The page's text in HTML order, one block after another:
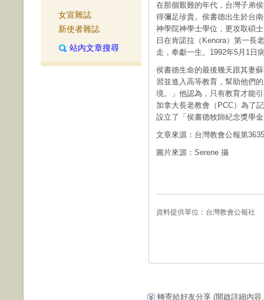
女宣雜誌
新使者雜誌
站內文章搜尋
在那個艱難的年代，台灣子弟
得彌足珍貴。侯書德出生於台
神學院神學士學位，更攻取碩
日在肯諾拉（Kenora）第一長
走，奉獻一生。1992年5月1日
侯書德生命的最後幾天跟其妻
習並進入高等教育，幫助他們
境。」他認為，只有教育才能
加拿大長老教會（PCC）為了
設立了「侯書德牧師紀念獎學
文章來源：台灣教會公報第
圖片來源：Serene 攝
資料提供單位： 台灣教會公報社
轉寄給好友分享 (開啟詳細內容